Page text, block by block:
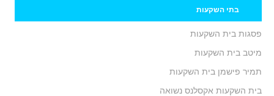
בתי השקעות
פסגות בית השקעות
מיטב בית השקעות
תמיר פישמן בית השקעות
בית השקעות אקסלנס נשואה